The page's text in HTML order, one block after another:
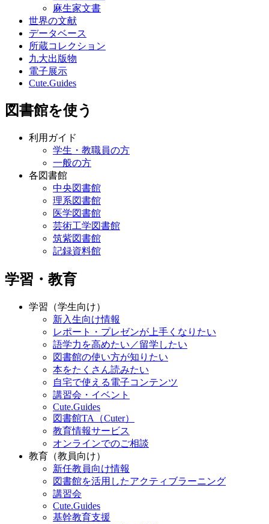
麻生家文書
世界の文献
データベース
所蔵コレクション
九大出版物
電子展示
Cute.Guides
図書館を使う
利用ガイド
学生・教職員の方
一般の方
各図書館
中央図書館
理系図書館
医学図書館
芸術工学図書館
筑紫図書館
記録資料館
学習・教育
学習（学生向け）
新入生向け情報
レポート・プレゼンが上手くなりたい
語学力を高めたい／留学したい
図書館の使い方が知りたい
本をたくさん読みたい
自宅で使える電子コンテンツ
講習会・イベント
Cute.Guides
図書館TA（Cuter）
教育情報サービス
オンラインでのご相談
教育（教員向け）
新任教員向け情報
図書館を活用したアクティブラーニング
講習会
Cute.Guides
基幹教育支援